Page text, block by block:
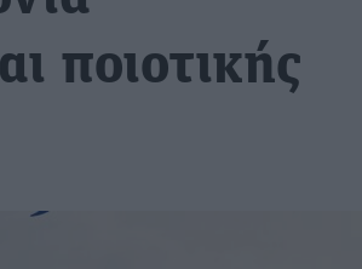
ποιοτικής